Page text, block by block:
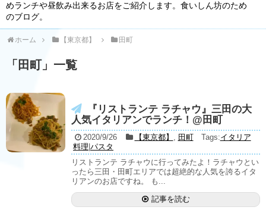
めランチや昼飲み出来るお店をご紹介します。食いしん坊のため
のブログ。
ホーム 【東京都】 田町
「 田町」 一覧
『リストランテ ラチャウ』三田の大
人気イタリアンでランチ！@田町
2020/9/26 【東京都】 田町 Tags:イタリア
料理 パスタ
リストランテ ラチャウに行ってみたよ！ラチャウとい
ったら三田・田町エリアでは超絶的な人気を誇るイタ
リアンのお店ですね。 も...
記事を読む